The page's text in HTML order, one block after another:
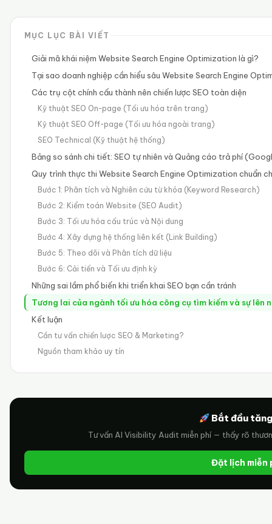
MỤC LỤC BÀI VIẾT
Giải mã khái niệm Website Search Engine Optimization là gì?
Tại sao doanh nghiệp cần hiểu sâu Website Search Engine
Các trụ cột chính cấu thành nên chiến lược SEO toàn diện
Kỹ thuật SEO On-page (Tối ưu hóa trên trang)
Kỹ thuật SEO Off-page (Tối ưu hóa ngoài trang)
SEO Technical (Kỹ thuật hệ thống)
Bảng so sánh chi tiết: SEO tự nhiên và Quảng cáo trả phí
Quy trình thực thi Website Search Engine Optimization chuẩn
Bước 1: Phân tích và Nghiên cứu từ khóa (Keyword Research)
Bước 2: Kiểm toán Website (SEO Audit)
Bước 3: Tối ưu hóa cấu trúc và Nội dung
Bước 4: Xây dựng hệ thống liên kết (Link Building)
Bước 5: Theo dõi và Phân tích dữ liệu
Bước 6: Cải tiến và Tối ưu định kỳ
Những sai lầm phổ biến khi triển khai SEO bạn cần tránh
Tương lai của ngành tối ưu hóa công cụ tìm kiếm và sự lên
Kết luận
Cần tư vấn chiến lược SEO & Marketing?
Nguồn tham khảo uy tín
Bắt đầu
Tư vấn AI Visibility Audit miễn phí — thấy rõ
Đặt lịch miễn